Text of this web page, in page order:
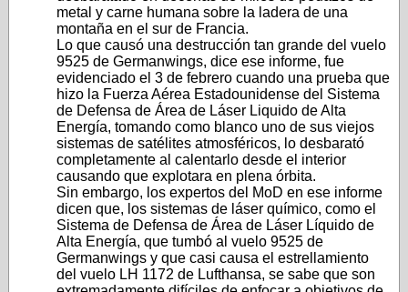
metal y carne humana sobre la ladera de una
montaña en el sur de Francia.
Lo que causó una destrucción tan grande del vuelo
9525 de Germanwings, dice ese informe, fue
evidenciado el 3 de febrero cuando una prueba que
hizo la Fuerza Aérea Estadounidense del Sistema
de Defensa de Área de Láser Liquido de Alta
Energía, tomando como blanco uno de sus viejos
sistemas de satélites atmosféricos, lo desbarató
completamente al calentarlo desde el interior
causando que explotara en plena órbita.
Sin embargo, los expertos del MoD en ese informe
dicen que, los sistemas de láser químico, como el
Sistema de Defensa de Área de Láser Líquido de
Alta Energía, que tumbó al vuelo 9525 de
Germanwings y que casi causa el estrellamiento
del vuelo LH 1172 de Lufthansa, se sabe que son